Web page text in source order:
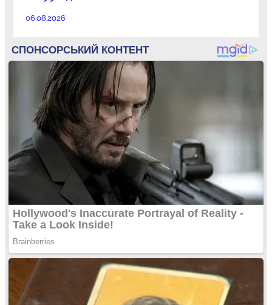
06.08.2026